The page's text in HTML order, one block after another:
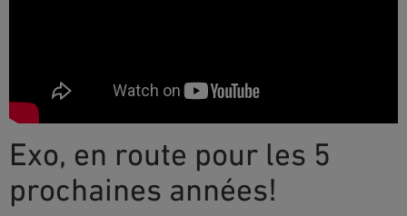
Exo, en route pour les 5
prochaines années!